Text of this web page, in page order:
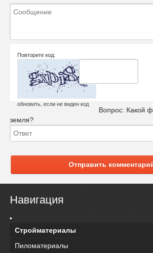
Повторите код:
обновить, если не виден код
Вопрос: Какой
земля?
Отправить
Навигация
Стройматериалы
Пиломатериалы